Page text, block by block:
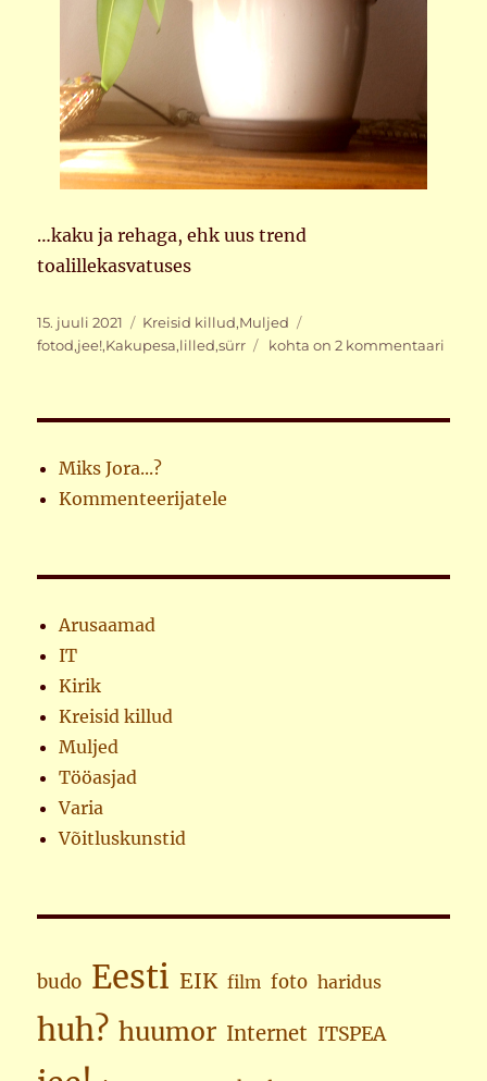
…kaku ja rehaga, ehk uus trend
toalillekasvatuses
Postitatud
15. juuli 2021 Rubriigid
Kreisid killud,Muljed
fotod,jee!,Kakupesa,lilled,sürr Käkebana
kohta on 2 kommentaari
Miks Jora...?
Kommenteerijatele
Arusaamad
IT
Kirik
Kreisid killud
Muljed
Tööasjad
Varia
Võitluskunstid
budo Eesti EIK film foto haridus
huh? huumor Internet ITSPEA